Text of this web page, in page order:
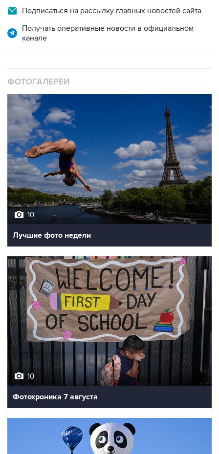
Подписаться на рассылку главных новостей сайта
Получать оперативные новости в официальном
канале
ФОТОГАЛЕРЕИ
10
Лучшие фото недели
10
Фотохроника 7 августа